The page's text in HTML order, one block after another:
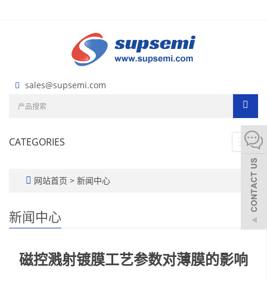
sales@supsemi.com
CATEGORIES
网站首页 > 新闻中心
新闻中心
磁控溅射镀膜工艺参数对薄膜的影响